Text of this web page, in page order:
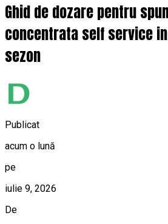
Ghid de dozare pentru
concentrata self service
sezon
Publicat
acum o lună
pe
iulie 9, 2026
De